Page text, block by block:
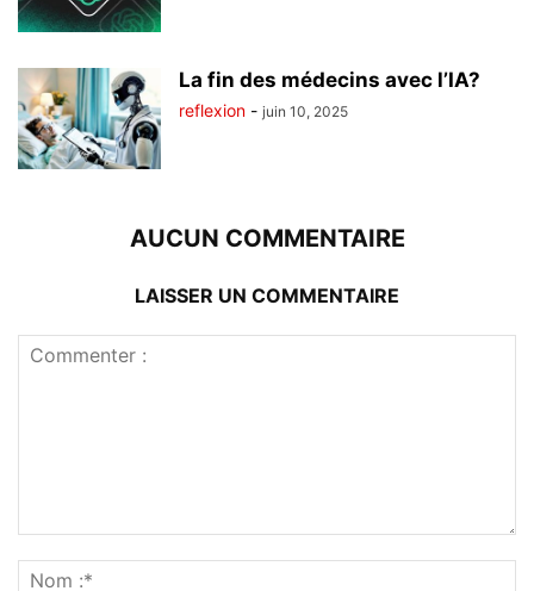
La fin des médecins avec l’IA?
reflexion - juin 10, 2025
AUCUN COMMENTAIRE
LAISSER UN COMMENTAIRE